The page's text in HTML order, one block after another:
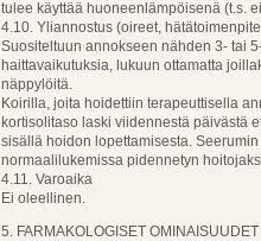
tulee käyttää huoneenlämpöisenä (t.s.
4.10. Yliannostus (oireet,
Suositeltuun annokseen nähden 3- tai
haittavaikutuksia, lukuun ottamatta
näppylöitä.
Koirilla, joita hoidettiin terapeuttisella
kortisolitaso laski viidennestä päivästä
sisällä hoidon lopettamisesta.
normaalilukemissa pidennetyn
4.11. Varoaika
Ei oleellinen.
5. FARMAKOLOGISET OMINAISUUDET